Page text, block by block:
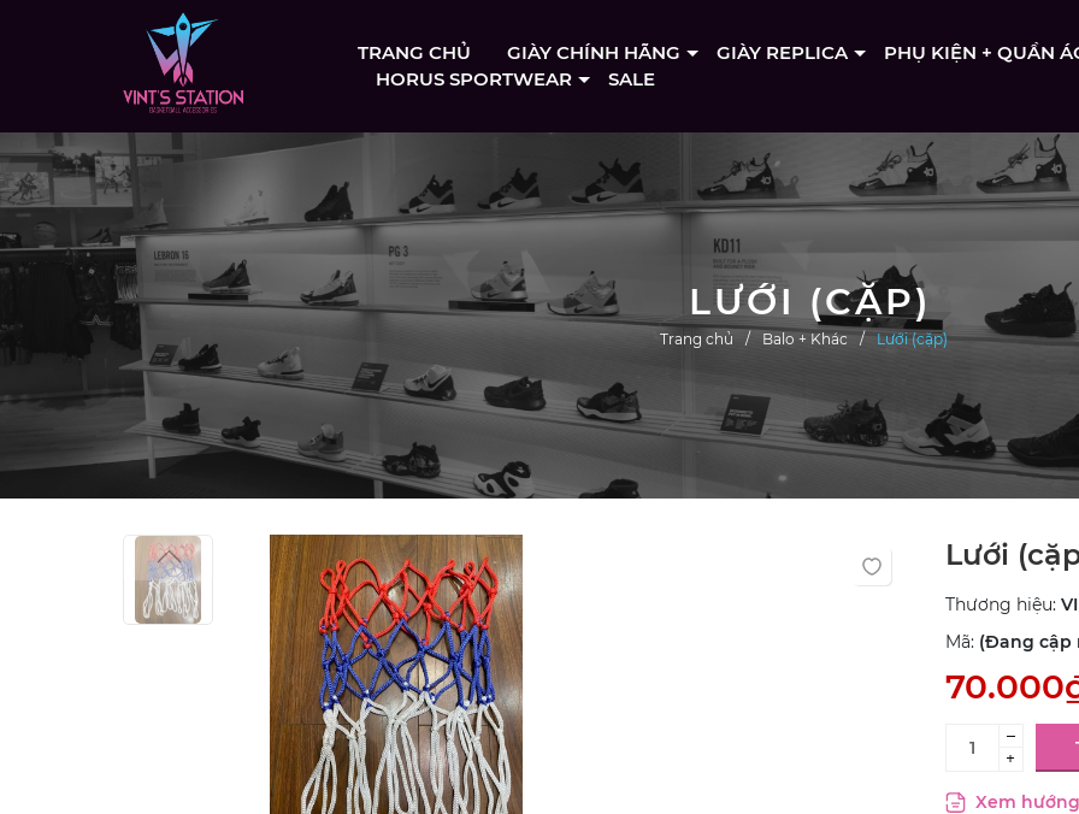
TRANG CHỦ GIÀY CHÍNH HÃNG GIÀY REPLICA
PHỤ KIỆN + QUẦN
HORUS SPORTWEAR
SALE
LƯỚI (CẶP)
Trang chủ Balo + Khác Lưới (cặp)
Lưới
Thương hiệu:
Mã: (Đang cập
–
+
Xem